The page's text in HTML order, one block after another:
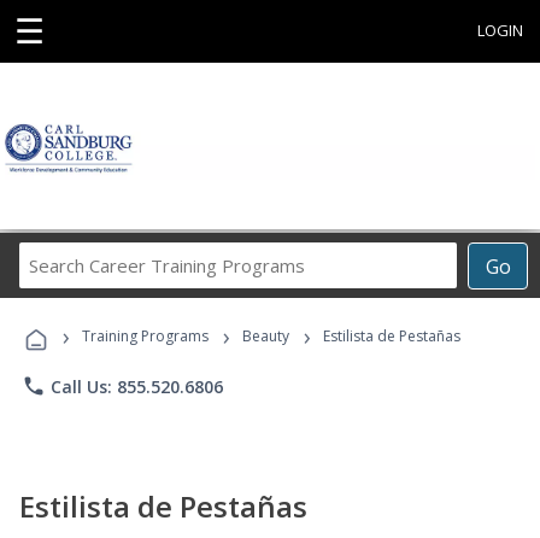
☰ LOGIN
Go
Career
Programs
› Training Programs › Beauty › Estilista de Pestañas
phone Call Us: 855.520.6806
Estilista de Pestañas